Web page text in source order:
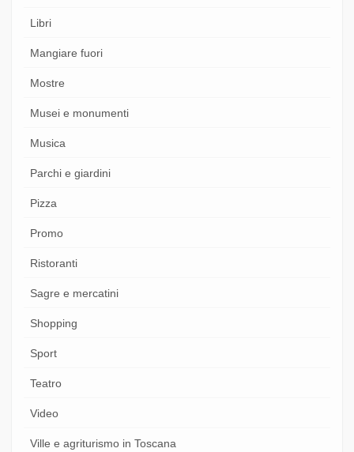
Libri
Mangiare fuori
Mostre
Musei e monumenti
Musica
Parchi e giardini
Pizza
Promo
Ristoranti
Sagre e mercatini
Shopping
Sport
Teatro
Video
Ville e agriturismo in Toscana